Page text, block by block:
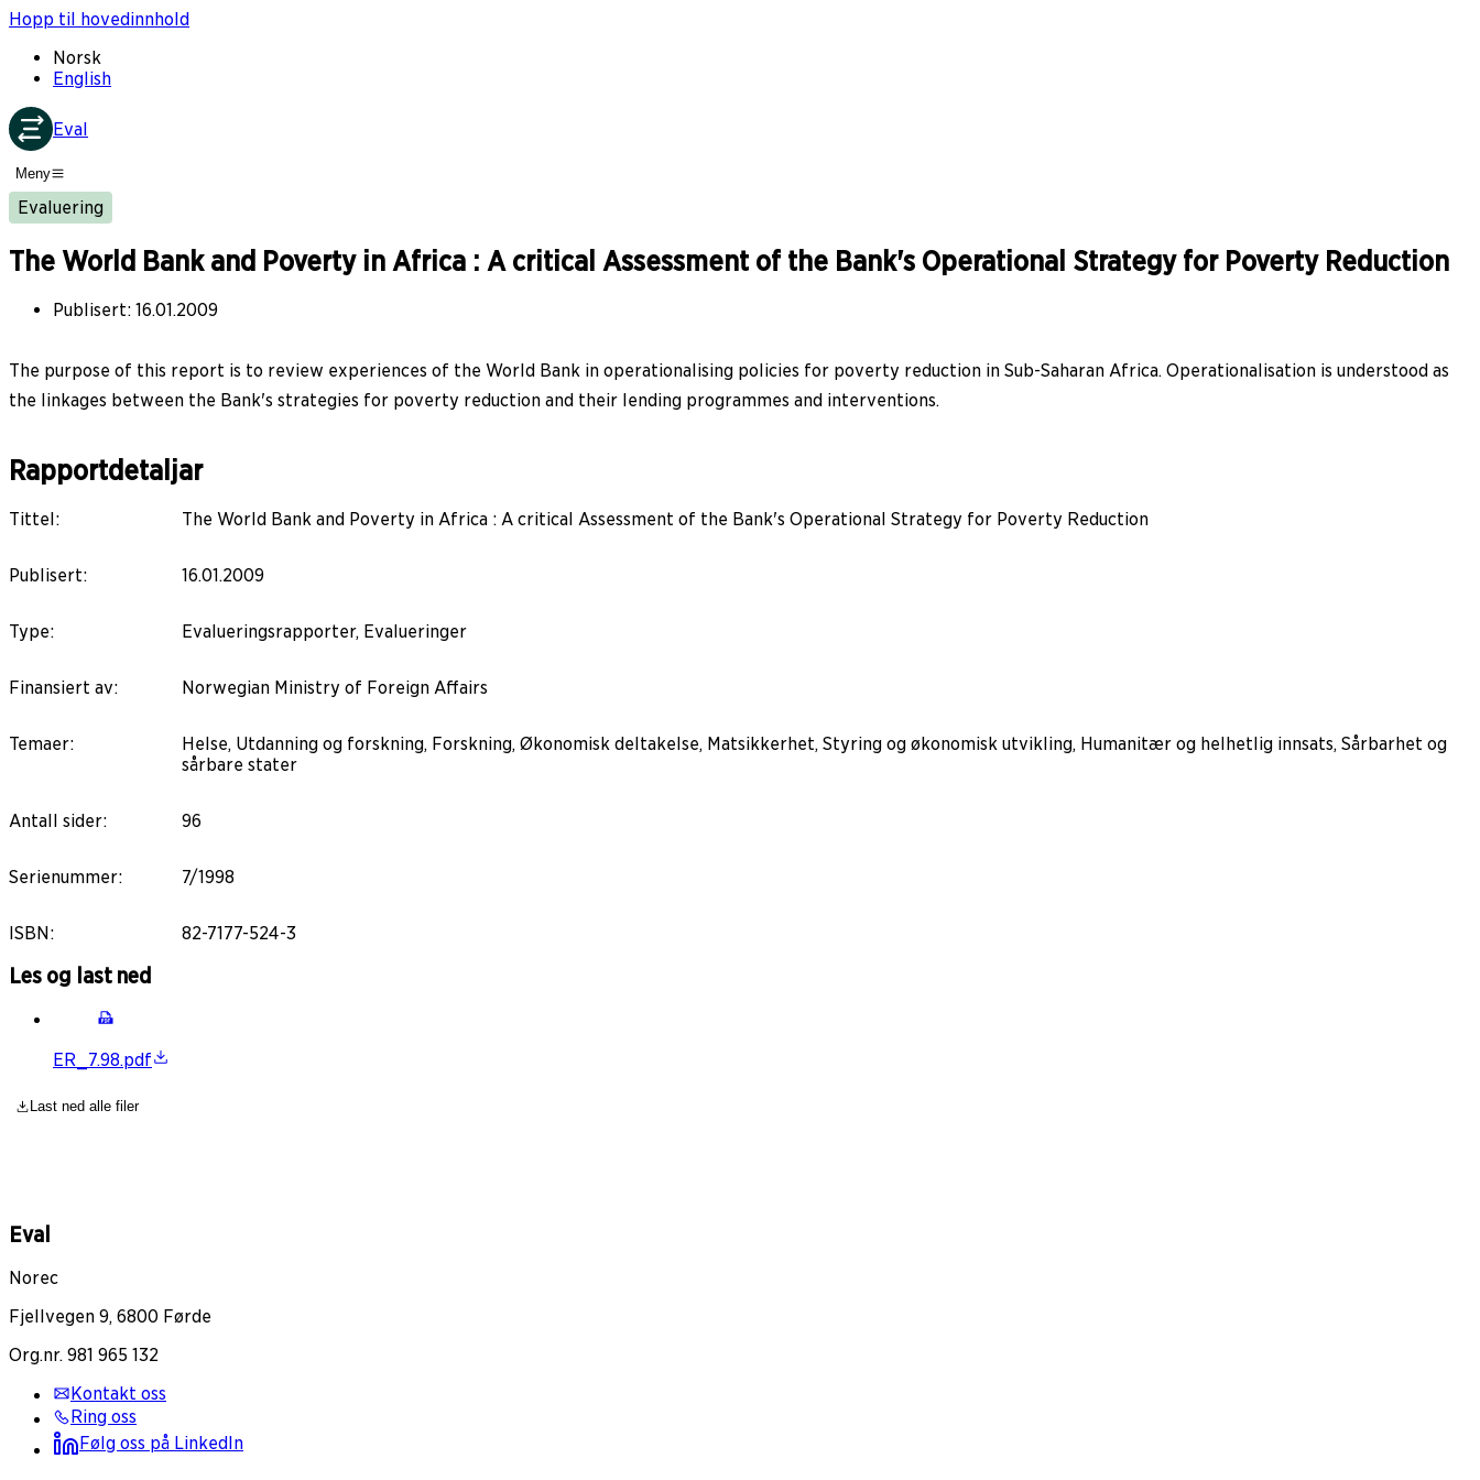
Hopp til hovedinnhold
Norsk
English
Eval
Meny
Evaluering
The World Bank and Poverty in Africa : A critical Assessment of the Bank's Operational Strategy for Poverty Reduction
Publisert: 16.01.2009
The purpose of this report is to review experiences of the World Bank in operationalising policies for poverty reduction in Sub-Saharan Africa. Operationalisation is understood as
the linkages between the Bank's strategies for poverty reduction and their lending programmes and interventions.
Rapportdetaljar
Tittel: The World Bank and Poverty in Africa : A critical Assessment of the Bank's Operational Strategy for Poverty Reduction
Publisert: 16.01.2009
Type: Evalueringsrapporter, Evalueringer
Finansiert av: Norwegian Ministry of Foreign Affairs
Temaer:
Helse, Utdanning og forskning, Forskning, Økonomisk deltakelse, Matsikkerhet, Styring og økonomisk utvikling, Humanitær og helhetlig innsats, Sårbarhet og
sårbare stater
Antall sider: 96
Serienummer: 7/1998
ISBN: 82-7177-524-3
Les og last ned
ER_7.98.pdf
Last ned alle filer
Eval
Norec
Fjellvegen 9, 6800 Førde
Org.nr. 981 965 132
Kontakt oss
Ring oss
Følg oss på LinkedIn